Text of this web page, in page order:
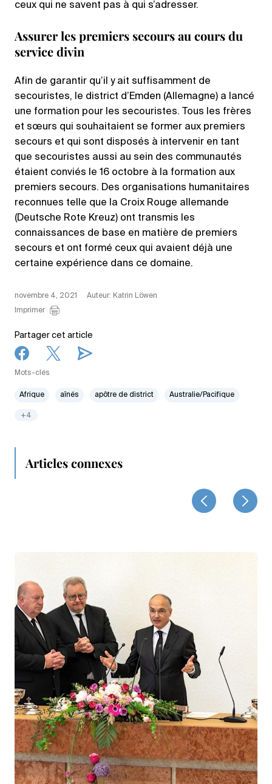
ceux qui ne savent pas à qui s’adresser.
Assurer les premiers secours au cours du
service divin
Afin de garantir qu’il y ait suffisamment de
secouristes, le district d’Emden (Allemagne) a lancé
une formation pour les secouristes. Tous les frères
et sœurs qui souhaitaient se former aux premiers
secours et qui sont disposés à intervenir en tant
que secouristes aussi au sein des communautés
étaient conviés le 16 octobre à la formation aux
premiers secours. Des organisations humanitaires
reconnues telle que la Croix Rouge allemande
(Deutsche Rote Kreuz) ont transmis les
connaissances de base en matière de premiers
secours et ont formé ceux qui avaient déjà une
certaine expérience dans ce domaine.
novembre 4, 2021
Auteur: Katrin Löwen
Imprimer
Partager cet article
Mots-clés
Afrique aînés apôtre de district Australie/Pacifique
+4
Articles connexes